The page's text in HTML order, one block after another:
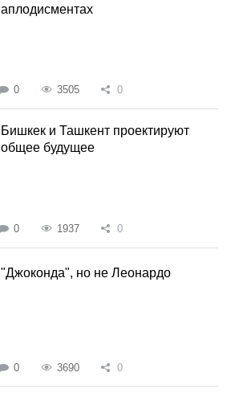
аплодисментах
0 3505 0
Бишкек и Ташкент проектируют
общее будущее
0 1937 0
"Джоконда", но не Леонардо
0 3690 0